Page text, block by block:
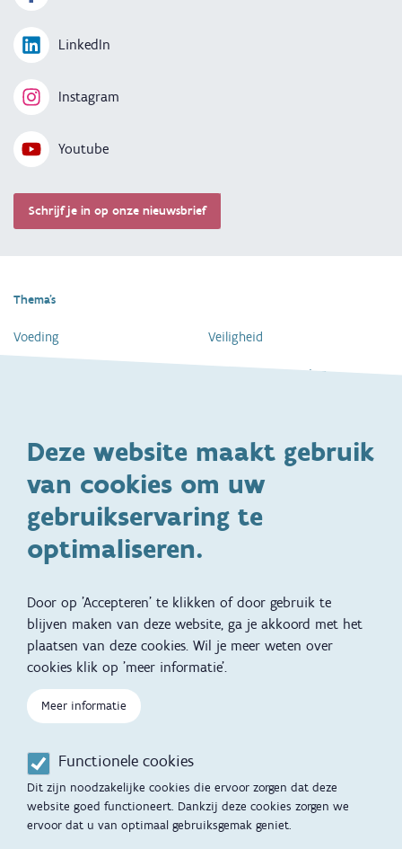
Deze website maakt gebruik
van cookies om uw
gebruikservaring te
optimaliseren.
Door op 'Accepteren' te klikken of door gebruik te
blijven maken van deze website, ga je akkoord met het
plaatsen van deze cookies. Wil je meer weten over
cookies klik op 'meer informatie'.
Meer informatie
Functionele cookies
Dit zijn noodzakelijke cookies die ervoor zorgen dat deze
website goed functioneert. Dankzij deze cookies zorgen we
ervoor dat u van optimaal gebruiksgemak geniet.
LinkedIn
Instagram
Youtube
Schrijf je in op onze nieuwsbrief
Thema's
Voeding
Ontwikkeling en gedrag
Specifieke
ondersteuningsbehoefte
Zwangerschap en geboorte
Slapen
Veiligheid
Dagelijkse verzorging
Gezinsleven
Adoptie
Kinderwens
Voet
Kind en Gezin diensten
Aanbod tijdens de
zwangerschap
Opvoedingsondersteuning
Vertalingen
Mijn Opgroeien